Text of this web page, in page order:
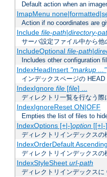
Default action when an
ImapMenu
Action if no coordinates are
Include file-path|directory-
サーバ設定ファイル中から
IncludeOptional file-path|
Includes other configuration
IndexHeadInsert "markup ..."
インデックスページの
IndexIgnore file[file] ...
ディレクトリ一覧を行なう
IndexIgnoreReset ON|OFF
Empties the list of files to
IndexOptions [+|-]option[[+|-]
ディレクトリインデックスの
IndexOrderDefault
ディレクトリインデックスの
IndexStyleSheet url-path
ディレクトリインデックス